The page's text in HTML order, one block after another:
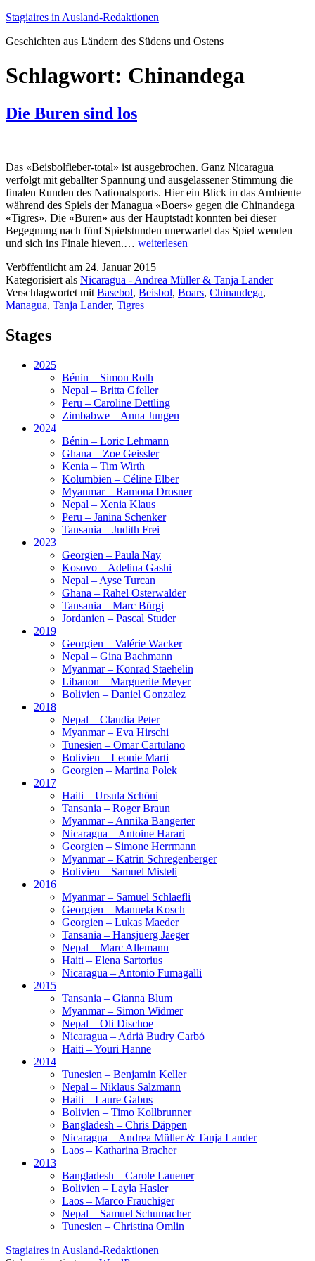
Zum
springen
Stagiaires in Ausland-Redaktionen
Geschichten aus Ländern des Südens und Ostens
Schlagwort: Chinandega
Die Buren sind los
Das «Beisbolfieber-total» ist ausgebrochen. Ganz Nicaragua
verfolgt mit geballter Spannung und ausgelassener Stimmung die
finalen Runden des Nationalsports. Hier ein Blick in das Ambiente
während des Spiels der Managua «Boers» gegen die Chinandega
«Tigres». Die «Buren» aus der Hauptstadt konnten bei dieser
Begegnung nach fünf Spielstunden unerwartet das Spiel wenden
und sich ins Finale hieven.… Die
sind
los
weiterlesen
Veröffentlicht am 24. Januar 2015
Kategorisiert als Nicaragua - Andrea Müller & Tanja Lander
Verschlagwortet mit Basebol, Beisbol, Boars, Chinandega,
Managua, Tanja Lander, Tigres
Stages
2025
Bénin – Simon Roth
Nepal – Britta Gfeller
Peru – Caroline Dettling
Zimbabwe – Anna Jungen
2024
Bénin – Loric Lehmann
Ghana – Zoe Geissler
Kenia – Tim Wirth
Kolumbien – Céline Elber
Myanmar – Ramona Drosner
Nepal – Xenia Klaus
Peru – Janina Schenker
Tansania – Judith Frei
2023
Georgien – Paula Nay
Kosovo – Adelina Gashi
Nepal – Ayse Turcan
Ghana – Rahel Osterwalder
Tansania – Marc Bürgi
Jordanien – Pascal Studer
2019
Georgien – Valérie Wacker
Nepal – Gina Bachmann
Myanmar – Konrad Staehelin
Libanon – Marguerite Meyer
Bolivien – Daniel Gonzalez
2018
Nepal – Claudia Peter
Myanmar – Eva Hirschi
Tunesien – Omar Cartulano
Bolivien – Leonie Marti
Georgien – Martina Polek
2017
Haiti – Ursula Schöni
Tansania – Roger Braun
Myanmar – Annika Bangerter
Nicaragua – Antoine Harari
Georgien – Simone Herrmann
Myanmar – Katrin Schregenberger
Bolivien – Samuel Misteli
2016
Myanmar – Samuel Schlaefli
Georgien – Manuela Kosch
Georgien – Lukas Maeder
Tansania – Hansjuerg Jaeger
Nepal – Marc Allemann
Haiti – Elena Sartorius
Nicaragua – Antonio Fumagalli
2015
Tansania – Gianna Blum
Myanmar – Simon Widmer
Nepal – Oli Dischoe
Nicaragua – Adrià Budry Carbó
Haiti – Youri Hanne
2014
Tunesien – Benjamin Keller
Nepal – Niklaus Salzmann
Haiti – Laure Gabus
Bolivien – Timo Kollbrunner
Bangladesh – Chris Däppen
Nicaragua – Andrea Müller & Tanja Lander
Laos – Katharina Bracher
2013
Bangladesh – Carole Lauener
Bolivien – Layla Hasler
Laos – Marco Frauchiger
Nepal – Samuel Schumacher
Tunesien – Christina Omlin
Stagiaires in Ausland-Redaktionen